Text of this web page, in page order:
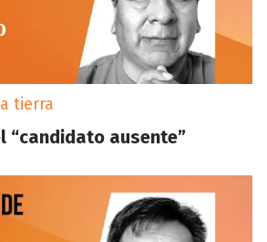
tierra
“candidato ausente”